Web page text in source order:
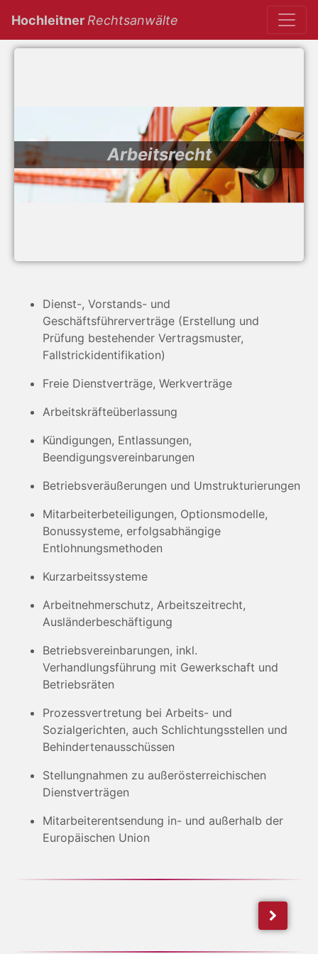
Hochleitner Rechtsanwälte
Arbeitsrecht
Dienst-, Vorstands- und
Geschäftsführerverträge (Erstellung und
Prüfung bestehender Vertragsmuster,
Fallstrickidentifikation)
Freie Dienstverträge, Werkverträge
Arbeitskräfteüberlassung
Kündigungen, Entlassungen,
Beendigungsvereinbarungen
Betriebsveräußerungen und Umstrukturierungen
Mitarbeiterbeteiligungen, Optionsmodelle,
Bonussysteme, erfolgsabhängige
Entlohnungsmethoden
Kurzarbeitssysteme
Arbeitnehmerschutz, Arbeitszeitrecht,
Ausländerbeschäftigung
Betriebsvereinbarungen, inkl.
Verhandlungsführung mit Gewerkschaft und
Betriebsräten
Prozessvertretung bei Arbeits- und
Sozialgerichten, auch Schlichtungsstellen und
Behindertenausschüssen
Stellungnahmen zu außerösterreichischen
Dienstverträgen
Mitarbeiterentsendung in- und außerhalb der
Europäischen Union